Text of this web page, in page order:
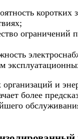
коротких
ограничений
и
более